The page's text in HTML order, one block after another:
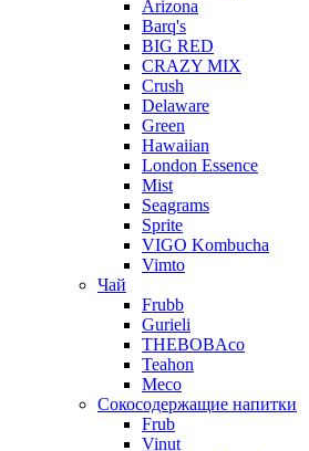
Arizona
Barq's
BIG RED
CRAZY MIX
Crush
Delaware
Green
Hawaiian
London Essence
Mist
Seagrams
Sprite
VIGO Kombucha
Vimto
Чай
Frubb
Gurieli
THEBOBAco
Teahon
Meco
Сокосодержащие напитки
Frub
Vinut